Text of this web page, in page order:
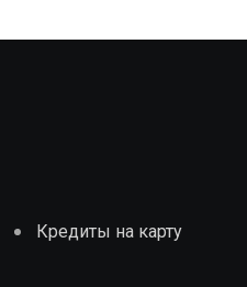
Кредиты на карту